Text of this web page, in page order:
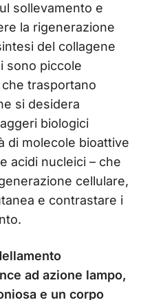
sollevamento e
la rigenerazione
del collagene
sono piccole
trasportano
si desidera
biologici
di molecole bioattive
acidi nucleici – che
cellulare,
e contrastare i
ad azione lampo,
e un corpo